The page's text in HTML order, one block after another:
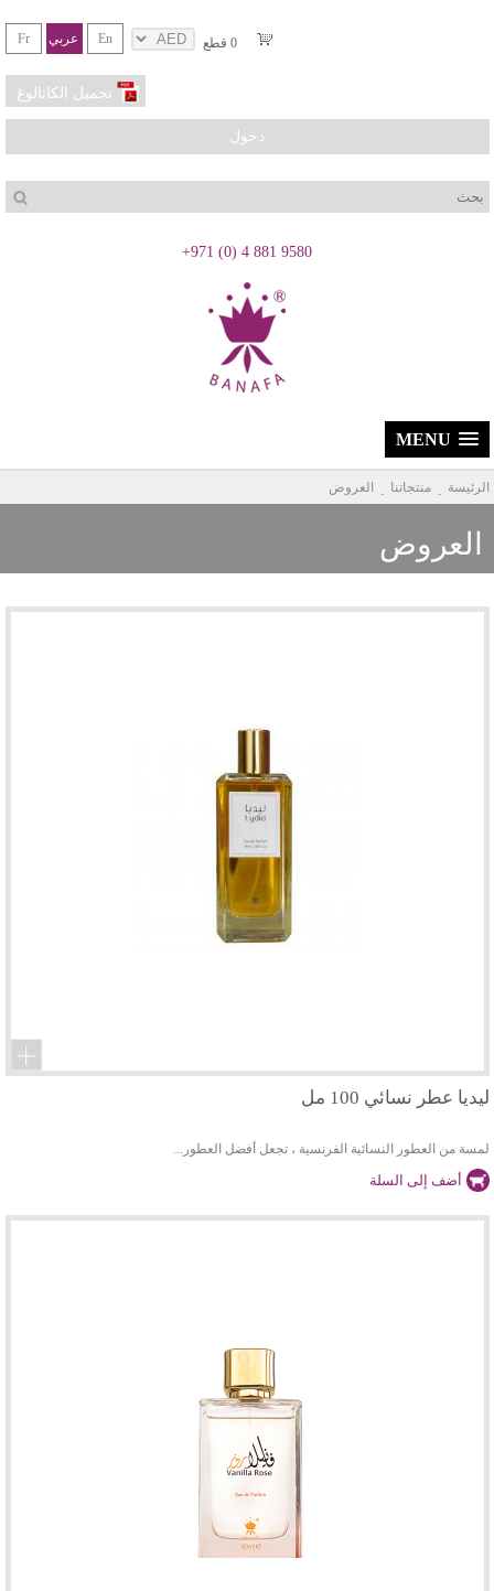
En عربي Fr 0 قطع
تحميل الكاتالوغ
دخول
+971 (0) 4 881 9580
MENU
الرئيسة منتجاتنا العروض
العروض
ليديا عطر نسائي 100 مل
لمسة من العطور النسائية الفرنسية ، تجعل أفضل العطور...